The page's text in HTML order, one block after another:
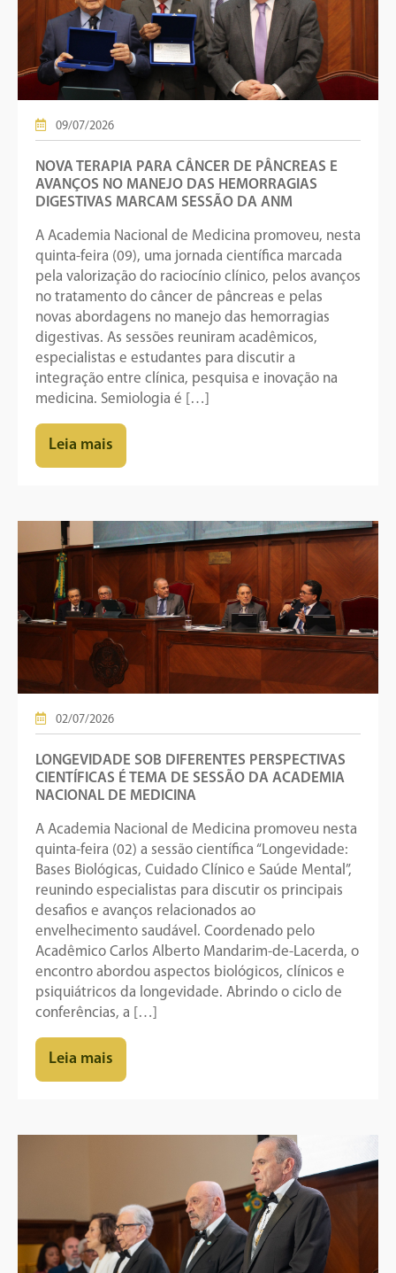
09/07/2026
NOVA TERAPIA PARA CÂNCER DE PÂNCREAS E
AVANÇOS NO MANEJO DAS HEMORRAGIAS
DIGESTIVAS MARCAM SESSÃO DA ANM
A Academia Nacional de Medicina promoveu, nesta
quinta-feira (09), uma jornada científica marcada
pela valorização do raciocínio clínico, pelos avanços
no tratamento do câncer de pâncreas e pelas
novas abordagens no manejo das hemorragias
digestivas. As sessões reuniram acadêmicos,
especialistas e estudantes para discutir a
integração entre clínica, pesquisa e inovação na
medicina. Semiologia é […]
Leia mais
02/07/2026
LONGEVIDADE SOB DIFERENTES PERSPECTIVAS
CIENTÍFICAS É TEMA DE SESSÃO DA ACADEMIA
NACIONAL DE MEDICINA
A Academia Nacional de Medicina promoveu nesta
quinta-feira (02) a sessão científica “Longevidade:
Bases Biológicas, Cuidado Clínico e Saúde Mental”,
reunindo especialistas para discutir os principais
desafios e avanços relacionados ao
envelhecimento saudável. Coordenado pelo
Acadêmico Carlos Alberto Mandarim-de-Lacerda, o
encontro abordou aspectos biológicos, clínicos e
psiquiátricos da longevidade. Abrindo o ciclo de
conferências, a […]
Leia mais